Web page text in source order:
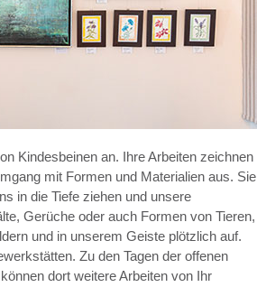
Kindesbeinen an. Ihre Arbeiten zeichnen
mit Formen und Materialien aus. Sie
in die Tiefe ziehen und unsere
Gerüche oder auch Formen von Tieren,
und in unserem Geiste plötzlich auf.
Zu den Tagen der offenen
können dort weitere Arbeiten von Ihr